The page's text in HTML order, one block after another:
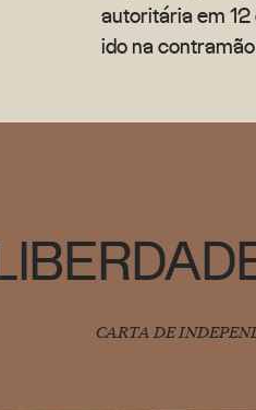
autoritária em
ido na
CARTA DE